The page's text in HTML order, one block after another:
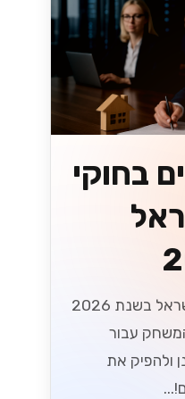
בחוקי
שינויים בחוקי המיסוי בישראל בשנת 2026
עבור
ולהפיק את